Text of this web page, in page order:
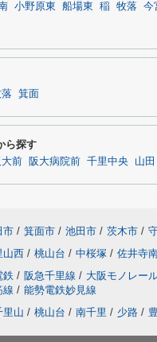
小野原東 船場東 稲 牧落 今
箕面
ら探す
前 阪大病院前 千里中央 山田
市 / 箕面市 / 池田市 / 茨木市 /
山西 / 桃山台 / 中桜塚 / 佐井寺
鉄 / 阪急千里線 / 大阪モノレー
線 / 能勢電鉄妙見線
里山 / 桃山台 / 南千里 / 少路 /